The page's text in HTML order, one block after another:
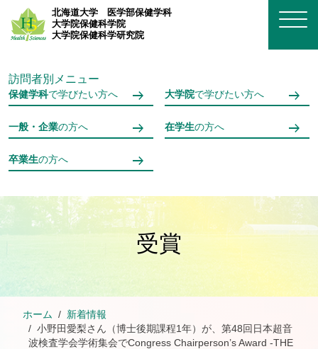
メインコンテンツへスキップ
北海道大学
医学部保健学科
大学院保健科学院
大学院保健科学研究院
訪問者別メニュー
保健学科で学びたい方へ 大学院で学びたい方へ
一般・企業の方へ 在学生の方へ
卒業生の方へ
受賞
ホーム
新着情報
小野田愛梨さん（博士後期課程1年）が、第48回日本超音
波検査学会学術集会でCongress Chairperson’s Award -THE